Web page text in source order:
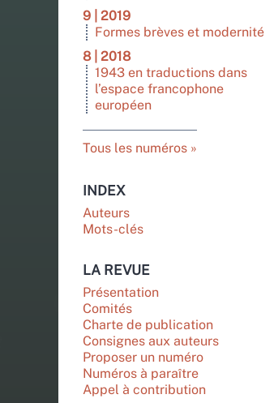
9 | 2019
Formes brèves et modernité
8 | 2018
1943 en traductions dans
l’espace francophone
européen
Tous les numéros
INDEX
Auteurs
Mots-clés
LA REVUE
Présentation
Comités
Charte de publication
Consignes aux auteurs
Proposer un numéro
Numéros à paraître
Appel à contribution